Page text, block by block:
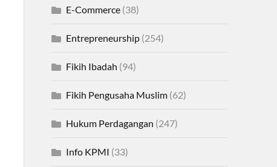
E-Commerce(38)
Entrepreneurship(254)
Fikih Ibadah (94)
Fikih Pengusaha Muslim(62)
Hukum Perdagangan (247)
Info KPMI (33)